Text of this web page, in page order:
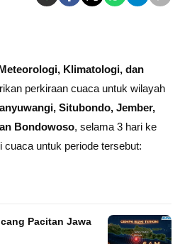
Klimatologi, dan
perkiraan cuaca untuk wilayah
Situbondo, Jember,
Bondowoso, selama 3 hari ke
cuaca untuk periode tersebut:
Pacitan Jawa